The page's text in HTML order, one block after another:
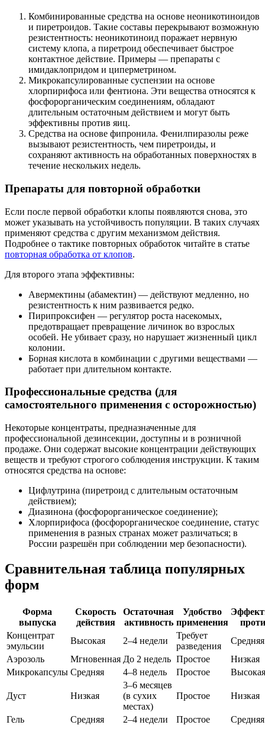
Комбинированные средства на основе неоникотиноидов
и пиретроидов. Такие составы перекрывают возможную
резистентность: неоникотиноид поражает нервную
систему клопа, а пиретроид обеспечивает быстрое
контактное действие. Примеры — препараты с
имидаклопридом и циперметрином.
Микрокапсулированные суспензии на основе
хлорпирифоса или фентиона. Эти вещества относятся к
фосфорорганическим соединениям, обладают
длительным остаточным действием и могут быть
эффективны против яиц.
Средства на основе фипронила. Фенилпиразолы реже
вызывают резистентность, чем пиретроиды, и
сохраняют активность на обработанных поверхностях в
течение нескольких недель.
Препараты для повторной обработки
Если после первой обработки клопы появляются снова, это
может указывать на устойчивость популяции. В таких случаях
применяют средства с другим механизмом действия.
Подробнее о тактике повторных обработок читайте в статье
повторная обработка от клопов.
Для второго этапа эффективны:
Авермектины (абамектин) — действуют медленно, но
резистентность к ним развивается редко.
Пирипроксифен — регулятор роста насекомых,
предотвращает превращение личинок во взрослых
особей. Не убивает сразу, но нарушает жизненный цикл
колонии.
Борная кислота в комбинации с другими веществами —
работает при длительном контакте.
Профессиональные средства (для
самостоятельного применения с осторожностью)
Некоторые концентраты, предназначенные для
профессиональной дезинсекции, доступны и в розничной
продаже. Они содержат высокие концентрации действующих
веществ и требуют строгого соблюдения инструкции. К таким
относятся средства на основе:
Цифлутрина (пиретроид с длительным остаточным
действием);
Диазинона (фосфорорганическое соединение);
Хлорпирифоса (фосфорорганическое соединение, статус
применения в разных странах может различаться; в
России разрешён при соблюдении мер безопасности).
Сравнительная таблица популярных
форм
Форма
выпуска
Скорость
действия
Остаточная
активность
Удобство
применения
Концентрат
эмульсии
Высокая 2–4 недели
Требует
разведения
Средняя
Аэрозоль
Мгновенная До 2 недель Простое
Низкая
Микрокапсулы Средняя 4–8 недель Простое Высокая
Дуст Низкая
3–6 месяцев
(в сухих
местах)
Простое Низкая
Гель Средняя 2–4 недели Простое Средняя